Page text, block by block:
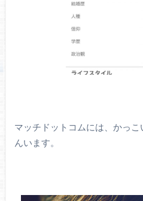
マッチドットコムには、かっ
んいます。